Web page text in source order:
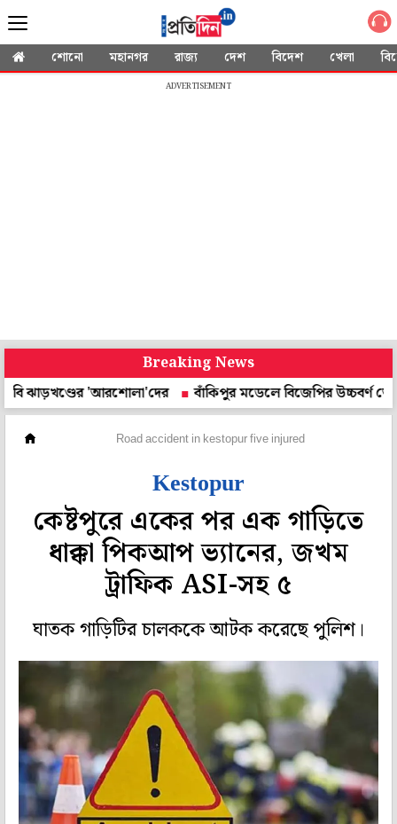
শোনো মহানগর রাজ্য দেশ বিদেশ খেলা
ADVERTISEMENT
Breaking News
'আরশোলা'দের
বাঁকিপুর মডেলে বিজেপির উচ্চবর্ণ ভোটব্যাঙ্কে
Road accident in kestopur five injured
Kestopur
কেষ্টপুরে একের পর এক গাড়িতে
ধাক্কা পিকআপ ভ্যানের, জখম
ট্রাফিক ASI-সহ ৫
ঘাতক গাড়িটির চালককে আটক করেছে পুলিশ।